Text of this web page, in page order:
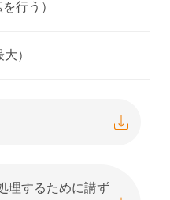
行う）
）
理するために講ず